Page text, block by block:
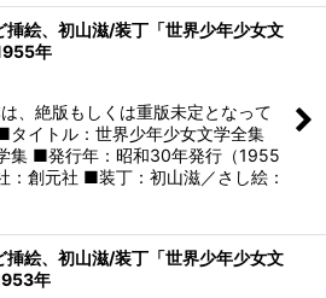
挿絵、初山滋/装丁「世界少年少女文
年
、絶版もしくは重版未定となって
タイトル：世界少年少女文学全集
■発行年：昭和30年発行（1955
：創元社 ■装丁：初山滋／さし絵：
挿絵、初山滋/装丁「世界少年少女文
年